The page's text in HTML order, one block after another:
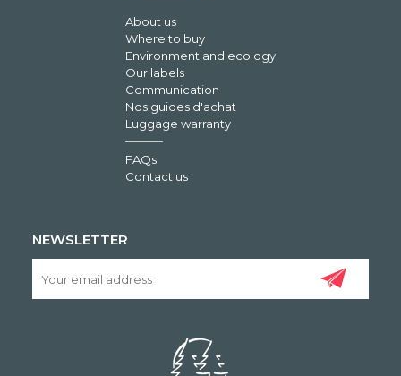
About us
Where to buy
Environment and ecology
Our labels
Communication
Nos guides d'achat
Luggage warranty
FAQs
Contact us
NEWSLETTER